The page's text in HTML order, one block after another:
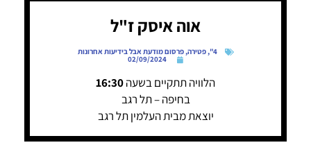
אוה איסק ז"ל
4"
,פטירה,פרסום מודעת אבל בידיעות אחרונות
02/09/2024
הלוויה תתקיים בשעה16:30
בחיפה – תל רגב
יוצאת מבית העלמין תל רגב